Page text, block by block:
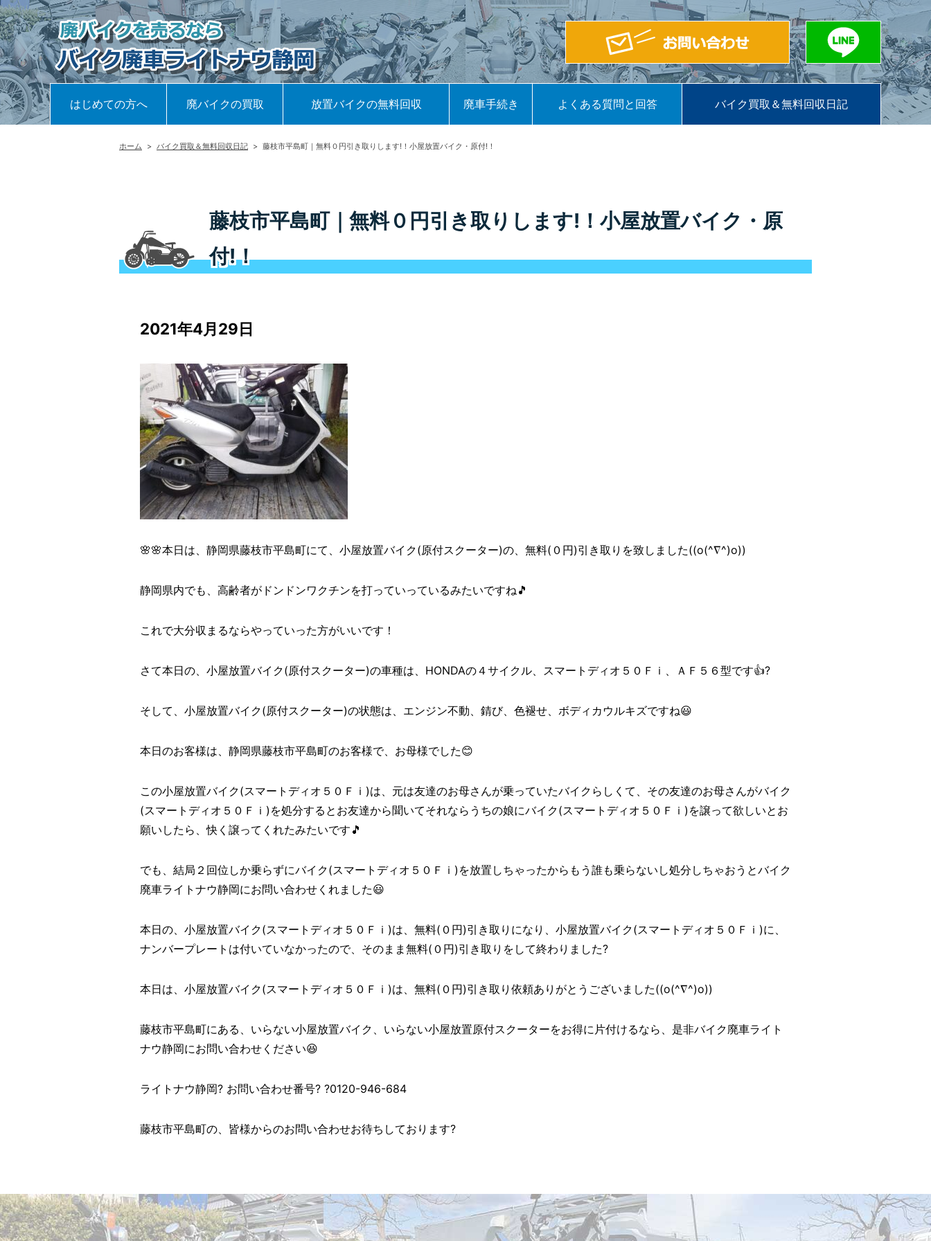
はじめての方へ 廃バイクの買取 放置バイクの無料回収 廃車手続き よくある質問と回答 バイク買取＆無料回収日記
ホーム > バイク買取＆無料回収日記 > 藤枝市平島町｜無料０円引き取りします!！小屋放置バイク・原付!！
藤枝市平島町｜無料０円引き取りします!！小屋放置バイク・原
付!！
2021年4月29日
🌸🌸本日は、静岡県藤枝市平島町にて、小屋放置バイク(原付スクーター)の、無料(０円)引き取りを致しました((o(^∇^)o))
静岡県内でも、高齢者がドンドンワクチンを打っていっているみたいですね🎵
これで大分収まるならやっていった方がいいです！
さて本日の、小屋放置バイク(原付スクーター)の車種は、HONDAの４サイクル、スマートディオ５０Ｆｉ、ＡＦ５６型です👍?
そして、小屋放置バイク(原付スクーター)の状態は、エンジン不動、錆び、色褪せ、ボディカウルキズですね😃
本日のお客様は、静岡県藤枝市平島町のお客様で、お母様でした😊
この小屋放置バイク(スマートディオ５０Ｆｉ)は、元は友達のお母さんが乗っていたバイクらしくて、その友達のお母さんがバイク
(スマートディオ５０Ｆｉ)を処分するとお友達から聞いてそれならうちの娘にバイク(スマートディオ５０Ｆｉ)を譲って欲しいとお
願いしたら、快く譲ってくれたみたいです🎵
でも、結局２回位しか乗らずにバイク(スマートディオ５０Ｆｉ)を放置しちゃったからもう誰も乗らないし処分しちゃおうとバイク
廃車ライトナウ静岡にお問い合わせくれました😃
本日の、小屋放置バイク(スマートディオ５０Ｆｉ)は、無料(０円)引き取りになり、小屋放置バイク(スマートディオ５０Ｆｉ)に、
ナンバープレートは付いていなかったので、そのまま無料(０円)引き取りをして終わりました?
本日は、小屋放置バイク(スマートディオ５０Ｆｉ)は、無料(０円)引き取り依頼ありがとうございました((o(^∇^)o))
藤枝市平島町にある、いらない小屋放置バイク、いらない小屋放置原付スクーターをお得に片付けるなら、是非バイク廃車ライト
ナウ静岡にお問い合わせください😆
ライトナウ静岡? お問い合わせ番号? ?0120-946-684
藤枝市平島町の、皆様からのお問い合わせお待ちしております?